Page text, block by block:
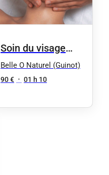
Soin du visage
"Aqua Phyt's" by
Phyt's - Femme
Belle O Naturel (Guinot)
90 € • 01 h 10